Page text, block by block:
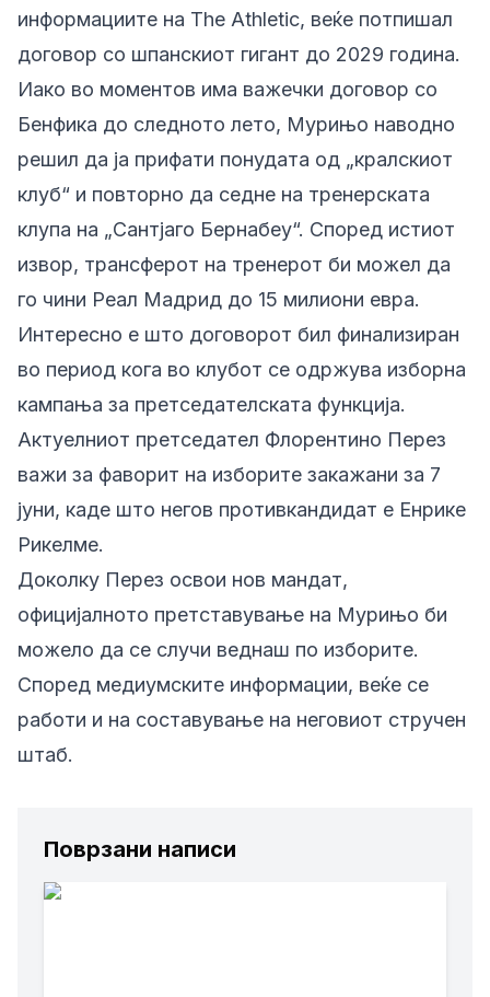
информациите на The Athletic, веќе потпишал
договор со шпанскиот гигант до 2029 година.
Иако во моментов има важечки договор со
Бенфика до следното лето, Мурињо наводно
решил да ја прифати понудата од „кралскиот
клуб“ и повторно да седне на тренерската
клупа на „Сантјаго Бернабеу“. Според истиот
извор, трансферот на тренерот би можел да
го чини Реал Мадрид до 15 милиони евра.
Интересно е што договорот бил финализиран
во период кога во клубот се одржува изборна
кампања за претседателската функција.
Актуелниот претседател Флорентино Перез
важи за фаворит на изборите закажани за 7
јуни, каде што негов противкандидат е Енрике
Рикелме.
Доколку Перез освои нов мандат,
официјалното претставување на Мурињо би
можело да се случи веднаш по изборите.
Според медиумските информации, веќе се
работи и на составување на неговиот стручен
штаб.
Поврзани написи